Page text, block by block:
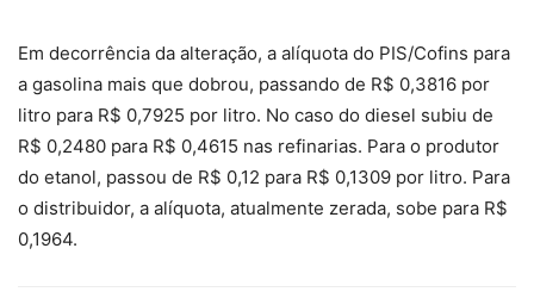
Em decorrência da alteração, a alíquota do PIS/Cofins para
a gasolina mais que dobrou, passando de R$ 0,3816 por
litro para R$ 0,7925 por litro. No caso do diesel subiu de
R$ 0,2480 para R$ 0,4615 nas refinarias. Para o produtor
do etanol, passou de R$ 0,12 para R$ 0,1309 por litro. Para
o distribuidor, a alíquota, atualmente zerada, sobe para R$
0,1964.